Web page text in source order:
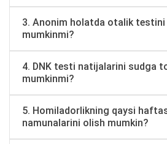
3. Anonim holatda otalik
mumkinmi?
4. DNK testi natijalarini sudga
mumkinmi?
5. Homiladorlikning qaysi
namunalarini olish mumkin?